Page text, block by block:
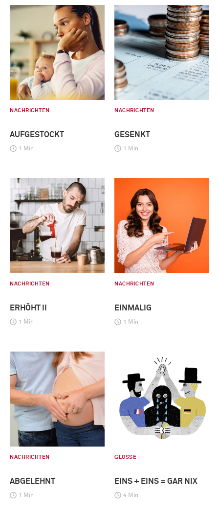
NACHRICHTEN
AUFGESTOCKT
1 Min
NACHRICHTEN
GESENKT
1 Min
NACHRICHTEN
ERHÖHT II
1 Min
NACHRICHTEN
EINMALIG
1 Min
NACHRICHTEN
ABGELEHNT
1 Min
GLOSSE
EINS + EINS = GAR NIX
4 Min